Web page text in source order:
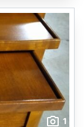
1